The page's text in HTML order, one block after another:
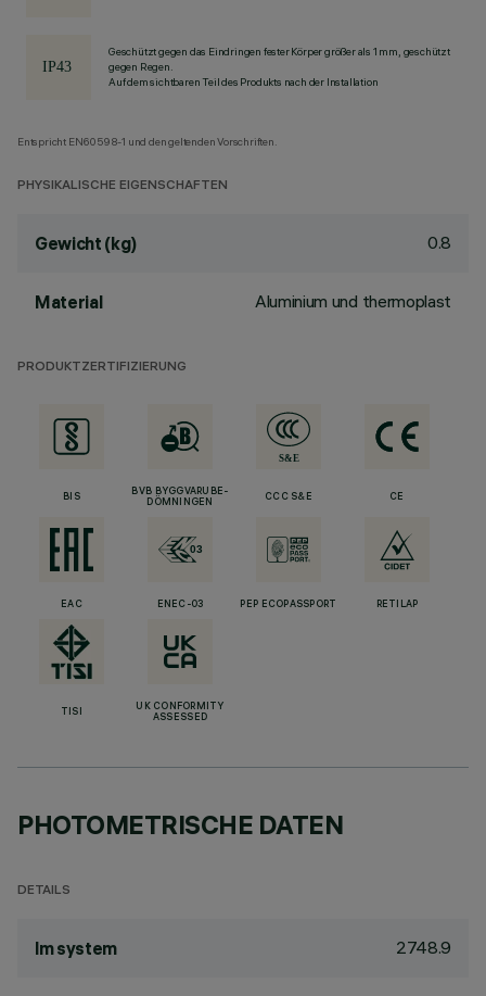
Geschützt gegen das Eindringen fester Körper größer als 1 mm, geschützt
gegen Regen.
Auf dem sichtbaren Teil des Produkts nach der Installation
Entspricht EN60598-1 und den geltenden Vorschriften.
PHYSIKALISCHE EIGENSCHAFTEN
Gewicht (kg) 0.8
Material Aluminium und thermoplast
PRODUKTZERTIFIZIERUNG
BIS
BVB BYGGVARUBE-
DÖMNINGEN
CCC S&E CE
EAC ENEC-03 PEP ECOPASSPORT RETILAP
TISI
UK CONFORMITY
ASSESSED
PHOTOMETRISCHE DATEN
DETAILS
lm system 2748.9